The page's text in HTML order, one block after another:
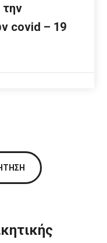
covid – 19